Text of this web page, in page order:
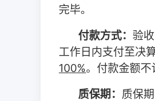
完毕。
付款方式：验
工作日内支付至决
100%。付款金额不
质保期： 质保